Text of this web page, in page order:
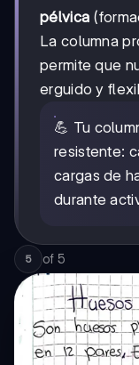
pélvica
La columna
permite que
erguido y
💪 Tu
resistente:
cargas de
durante
5 of 5